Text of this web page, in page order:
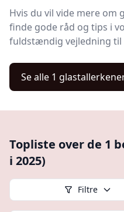
Hvis du vil vide mere om
finde gode råd og tips i
fuldstændig vejledning
Se alle 1
Topliste over de 1
i 2025)
Filtre